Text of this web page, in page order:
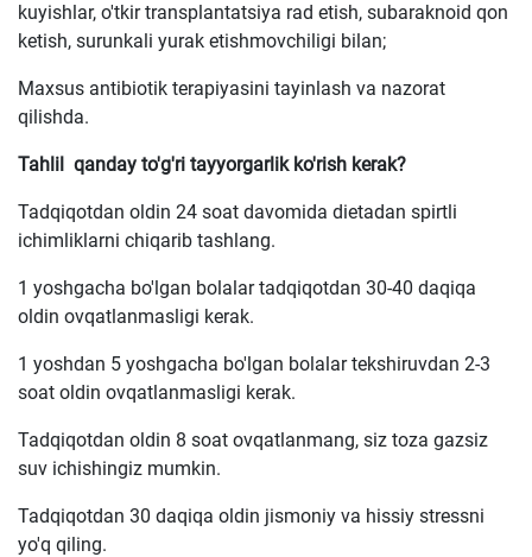
kuyishlar, o'tkir transplantatsiya rad etish, subaraknoid qon
ketish, surunkali yurak etishmovchiligi bilan;
Maxsus antibiotik terapiyasini tayinlash va nazorat
qilishda.
Tahlil qanday to'g'ri tayyorgarlik ko'rish kerak?
Tadqiqotdan oldin 24 soat davomida dietadan spirtli
ichimliklarni chiqarib tashlang.
1 yoshgacha bo'lgan bolalar tadqiqotdan 30-40 daqiqa
oldin ovqatlanmasligi kerak.
1 yoshdan 5 yoshgacha bo'lgan bolalar tekshiruvdan 2-3
soat oldin ovqatlanmasligi kerak.
Tadqiqotdan oldin 8 soat ovqatlanmang, siz toza gazsiz
suv ichishingiz mumkin.
Tadqiqotdan 30 daqiqa oldin jismoniy va hissiy stressni
yo'q qiling.